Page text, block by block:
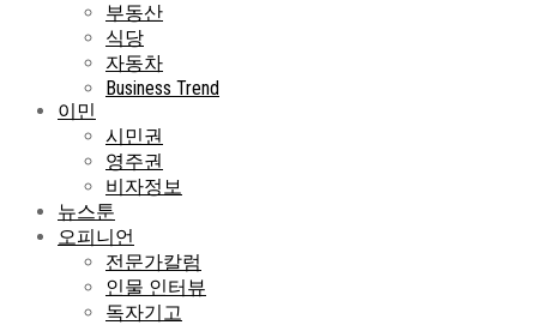
부동산
식당
자동차
Business Trend
이민
시민권
영주권
비자정보
뉴스툰
오피니언
전문가칼럼
인물 인터뷰
독자기고